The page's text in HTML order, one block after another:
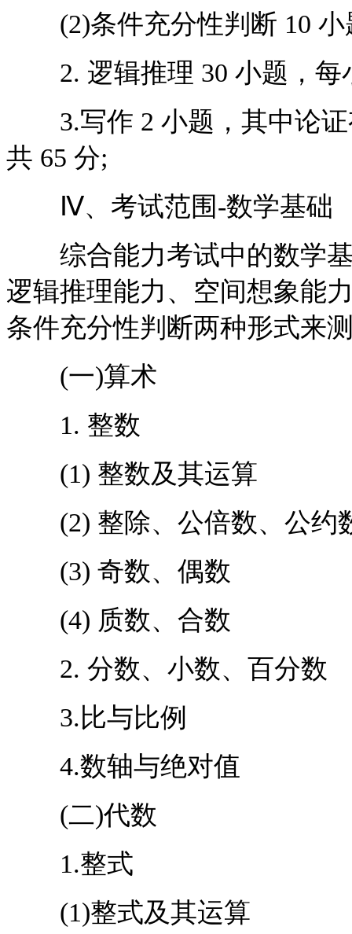
(2)条件充分性判断 10 小
2. 逻辑推理 30 小题，每
3.写作 2 小题，其中论证
共 65 分;
Ⅳ、考试范围-数学基础
综合能力考试中的数学基
逻辑推理能力、空间想象能
条件充分性判断两种形式来
(一)算术
1. 整数
(1) 整数及其运算
(2) 整除、公倍数、公约
(3) 奇数、偶数
(4) 质数、合数
2. 分数、小数、百分数
3.比与比例
4.数轴与绝对值
(二)代数
1.整式
(1)整式及其运算